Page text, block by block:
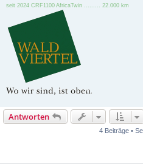
seit 2024 CRF1100 AfricaTwin ......... 22.000 km
Antworten
4 Beiträge •